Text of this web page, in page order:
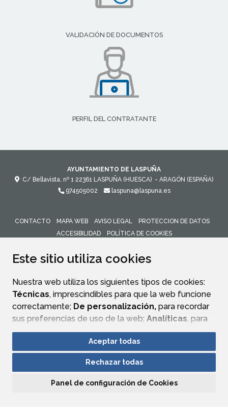
Este sitio utiliza cookies
Nuestra web utiliza los siguientes tipos de cookies:
Técnicas, imprescindibles para que la web funcione
correctamente; De personalización, para recordar
sus preferencias de uso de la web; Analíticas, para
mejorar el funcionamiento de la web y sus servicios.
Si acepta pulsando el botón“Aceptar todas”
consideramos que acepta su uso. Si pulsa el botón
ninguna acción, se guardarán las cookies técnicas
Aceptar todas
Rechazar todas
Panel de configuración de Cookies
VALIDACIÓN DE DOCUMENTOS
PERFIL DEL CONTRATANTE
AYUNTAMIENTO DE LASPUÑA
C/ Bellavista, nº 1 22361 LASPUÑA (HUESCA) - ARAGÓN (ESPAÑA)
974505002
laspuna@laspuna.es
CONTACTO MAPA WEB AVISO LEGAL
PROTECCION DE DATOS
ACCESIBILIDAD
POLÍTICA DE COOKIES